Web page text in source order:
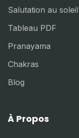
Salutation au soleil
Tableau PDF
Pranayama
Chakras
Blog
À Propos